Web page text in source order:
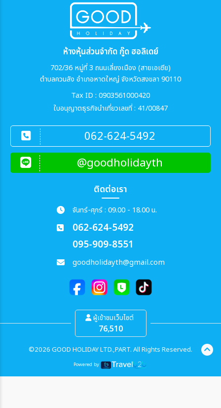
ห้างหุ้นส่วนจำกัด กู๊ด ฮอลิเดย์
702/36 หมู่ที่ 3 ถนนเลี่ยงเมือง (สายเอเซีย)
ตำบลควนลัง อำเภอหาดใหญ่ จังหวัดสงขลา 90110
Tax ID : 0903561000420
ใบอนุญาตธุรกิจนำเที่ยวเลขที่ : 41/00847
062-624-5492
@goodholidayth
ติดต่อเรา
จันทร์-ศุกร์ : 09.00 - 18.00 น.
062-624-5492
095-909-8551
goodholidayth@gmail.com
ผู้เข้าชมเว็บไซต์
76,510
©2026 GOOD HOLIDAY LTD.,PART. All Rights Reserved.
Powered by